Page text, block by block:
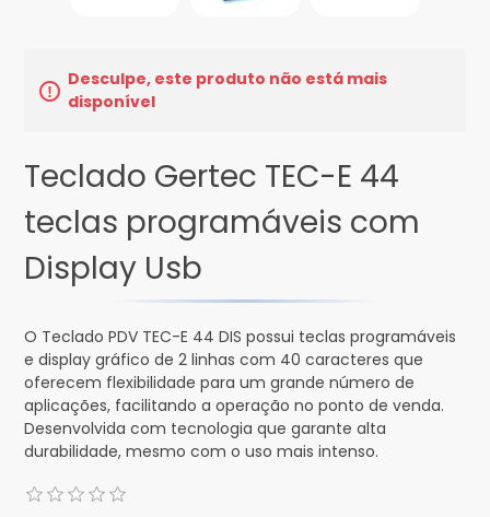
Desculpe, este produto não está mais
disponível
Teclado Gertec TEC-E 44
teclas programáveis com
Display Usb
O Teclado PDV TEC-E 44 DIS possui teclas programáveis
e display gráfico de 2 linhas com 40 caracteres que
oferecem flexibilidade para um grande número de
aplicações, facilitando a operação no ponto de venda.
Desenvolvida com tecnologia que garante alta
durabilidade, mesmo com o uso mais intenso.